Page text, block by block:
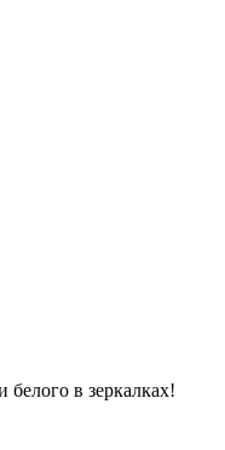
белого в зеркалках!